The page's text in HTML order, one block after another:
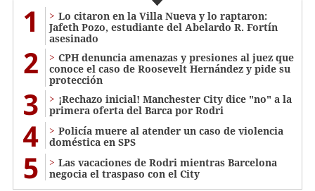
1
Lo citaron en la Villa Nueva y lo raptaron:
Jafeth Pozo, estudiante del Abelardo R. Fortín
asesinado
2
CPH denuncia amenazas y presiones al juez que
conoce el caso de Roosevelt Hernández y pide su
protección
3
¡Rechazo inicial! Manchester City dice "no" a la
primera oferta del Barca por Rodri
4
Policía muere al atender un caso de violencia
doméstica en SPS
5
Las vacaciones de Rodri mientras Barcelona
negocia el traspaso con el City